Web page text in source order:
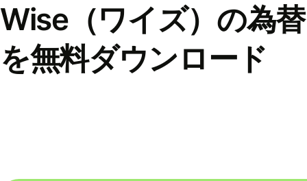
Wise（ワイズ）の為
を無料ダウンロード